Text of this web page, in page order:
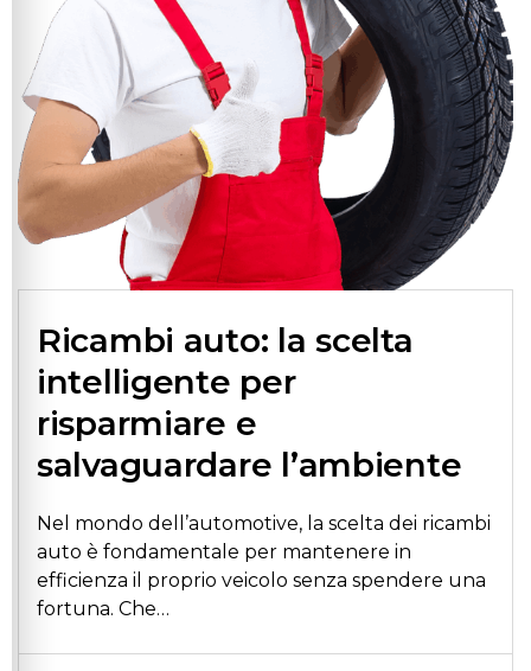
Ricambi auto: la scelta
intelligente per
risparmiare e
salvaguardare l’ambiente
Nel mondo dell’automotive, la scelta dei ricambi
auto è fondamentale per mantenere in
efficienza il proprio veicolo senza spendere una
fortuna. Che…